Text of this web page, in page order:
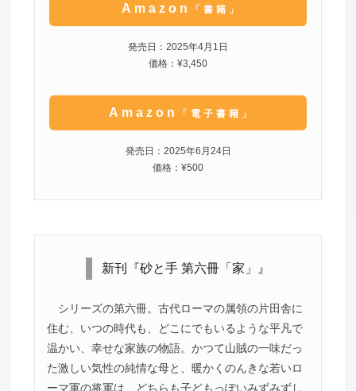
Amazon 「書籍」
発売日：2025年4月1日
価格：¥3,450
Amazon 「電子書籍」
発売日：2025年6月24日
価格：¥500
新刊『砂と手 第六冊「家」』
シリーズの第六冊。古代ローマの属領の片田舎に
住む、いつの時代も、どこにでもいるような平凡で
温かい、幸せな家族の物語。かつて山賊の一味だっ
た激しい気性の純情な母と、暖かくのんきな若いロ
ーマ軍の将軍は、どちらも子どもっぽいみずみずし